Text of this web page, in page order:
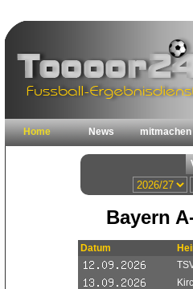
Home News mitmachen
Bayern
Datum